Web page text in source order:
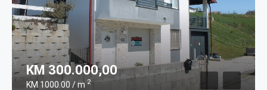
KM 300.000,00
KM 1000.00 / m2